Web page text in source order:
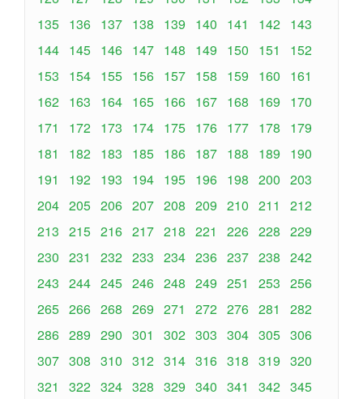
135 136 137 138 139 140 141 142 143
144 145 146 147 148 149 150 151
152
153
154 155 156 157 158 159 160
161
162 163 164 165 166 167 168 169
170
171
172 173 174 175 176 177 178
179
181
182 183 185 186 187 188 189
190
191
192 193 194 195 196 198 200 203
204 205 206 207 208 209 210 211
212
213 215 216 217 218 221 226 228 229
230 231 232 233 234 236 237 238 242
243 244 245 246 248 249 251 253 256
265 266 268 269 271 272 276 281
282
286 289 290 301 302 303 304 305 306
307 308 310 312 314 316 318 319 320
321
322 324 328 329 340 341 342 345